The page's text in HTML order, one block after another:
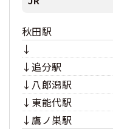
秋田駅
↓
↓追分駅
↓八郎潟駅
↓東能代駅
↓鷹ノ巣駅